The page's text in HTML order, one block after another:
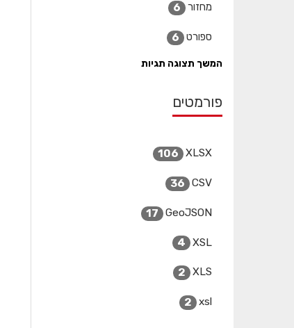
מחזור 6
ספורט 6
המשך תצוגה תגיות
פורמטים
XLSX
106
CSV
36
GeoJSON
17
XSL
4
XLS
2
xsl
2